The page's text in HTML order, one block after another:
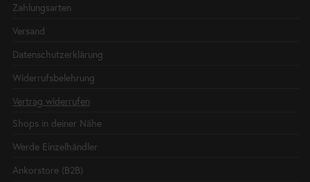
Zahlungsarten
Versand
Datenschutzerklärung
Widerrufsbelehrung
Vertrag widerrufen
Shops in deiner Nähe
Werde Einzelhändler
Ankorstore (B2B)